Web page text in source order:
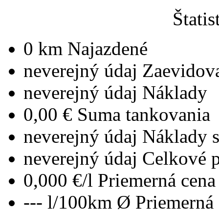
0 km Najazdené
neverejný údaj
neverejný údaj Náklady
0,00 € Suma tankovania
neverejný údaj Náklady
neverejný údaj Celkové
0,000 €/l Priemerná
--- l/100km Ø Priemerná